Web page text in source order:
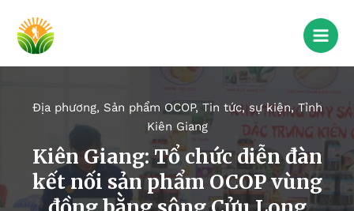
Địa phương, Sản phẩm OCOP, Tin tức, sự kiện,Tỉnh
Kiên Giang
Kiên Giang: Tổ chức diễn đàn
kết nối sản phẩm OCOP vùng